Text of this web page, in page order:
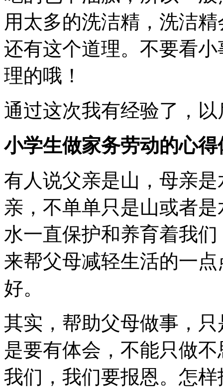
用太多的洗洁精，洗洁
还有这个道理。不要看
理的哦！
通过这次我有经验了，
小学生做家务劳动的心得
有人说父亲是山，母亲
亲，不单单只是山或者
水一直保护和养育着我
来帮父母减轻生活的一
好。
其实，帮助父母做事，
是要有体会，不能只做
我们，我们要报恩。怎